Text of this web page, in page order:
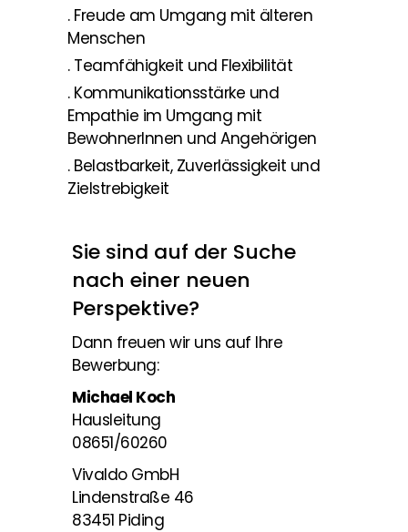
. Freude am Umgang mit älteren
Menschen
. Teamfähigkeit und Flexibilität
. Kommunikationsstärke und
Empathie im Umgang mit
BewohnerInnen und Angehörigen
. Belastbarkeit, Zuverlässigkeit und
Zielstrebigkeit
Sie sind auf der Suche
nach einer neuen
Perspektive?
Dann freuen wir uns auf Ihre
Bewerbung:
Michael Koch
Hausleitung
08651/60260
Vivaldo GmbH
Lindenstraße 46
83451 Piding